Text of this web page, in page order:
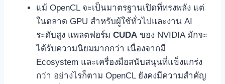
แม้ OpenCL จะเป็นมาตรฐานเปิดที่ทรงพลัง แต่
ในตลาด GPU สำหรับผู้ใช้ทั่วไปและงาน AI
ระดับสูง แพลตฟอร์ม CUDA ของ NVIDIA มักจะ
ได้รับความนิยมมากกว่า เนื่องจากมี
Ecosystem และเครื่องมือสนับสนุนที่แข็งแกร่ง
กว่า อย่างไรก็ตาม OpenCL ยังคงมีความสำคัญ